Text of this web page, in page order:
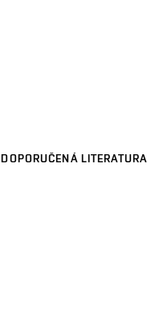
DOPORUČENÁ LITERATURA